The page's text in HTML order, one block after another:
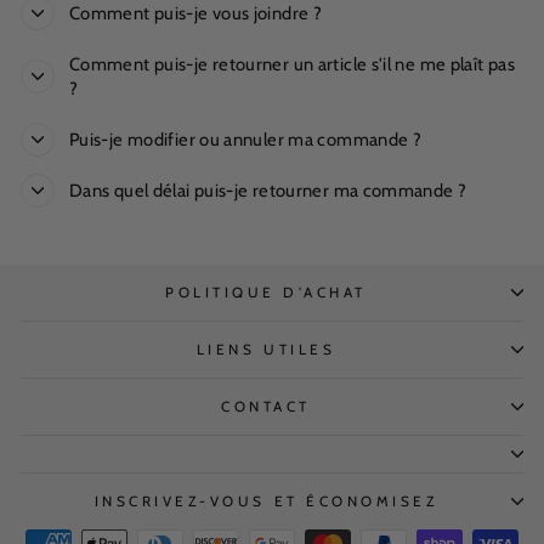
Comment puis-je vous joindre ?
Comment puis-je retourner un article s'il ne me plaît pas
?
Puis-je modifier ou annuler ma commande ?
Dans quel délai puis-je retourner ma commande ?
POLITIQUE D'ACHAT
LIENS UTILES
CONTACT
INSCRIVEZ-VOUS ET ÉCONOMISEZ